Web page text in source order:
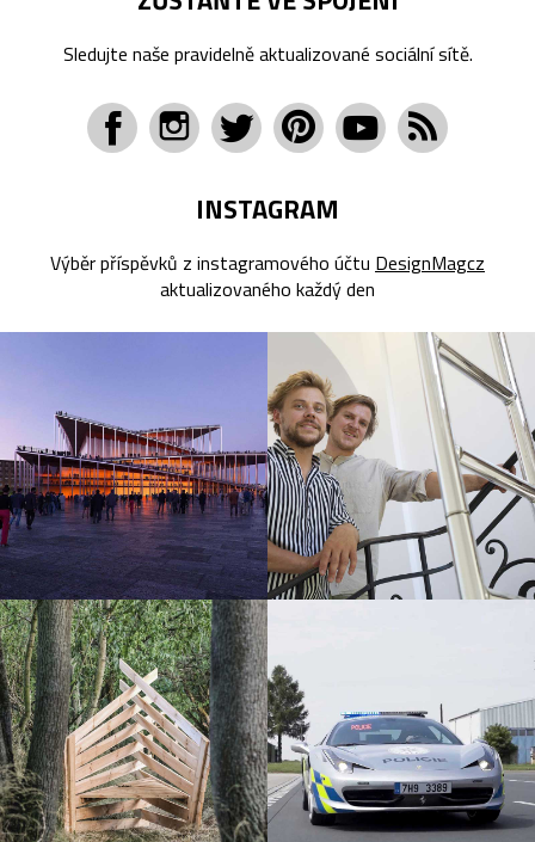
Sledujte naše pravidelně aktualizované sociální sítě.
INSTAGRAM
Výběr příspěvků z instagramového účtu DesignMagcz
aktualizovaného každý den